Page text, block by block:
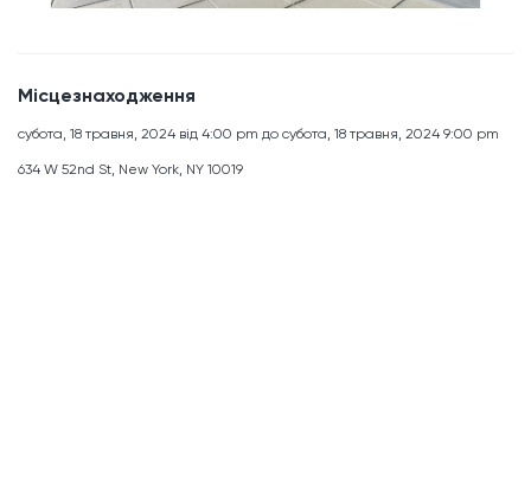
Місцезнаходження
субота, 18 травня, 2024 від 4:00 pm до субота, 18 травня, 2024 9:00 pm
634 W 52nd St, New York, NY 10019